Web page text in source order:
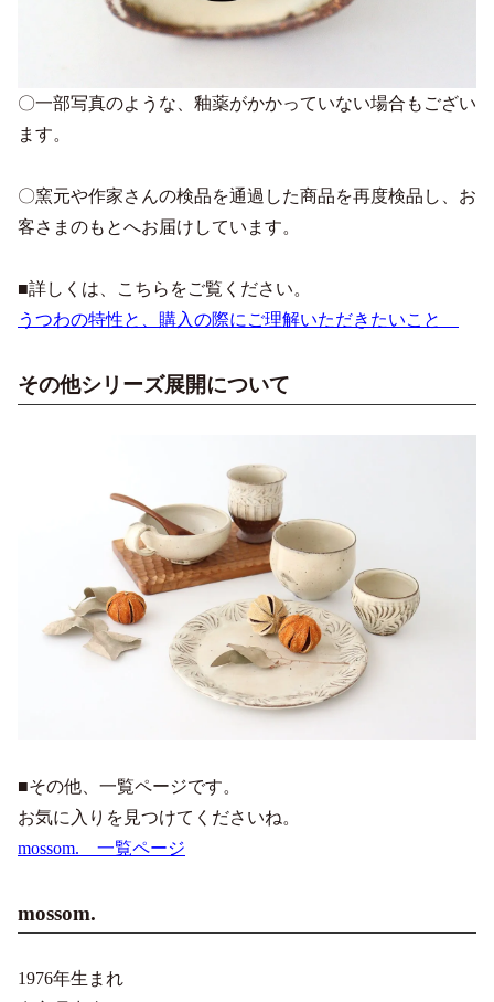
〇一部写真のような、釉薬がかかっていない場合もござい
ます。
〇窯元や作家さんの検品を通過した商品を再度検品し、お
客さまのもとへお届けしています。
■詳しくは、こちらをご覧ください。
うつわの特性と、購入の際にご理解いただきたいこと
その他シリーズ展開について
■その他、一覧ページです。
お気に入りを見つけてくださいね。
mossom. 一覧ページ
mossom.
1976年生まれ